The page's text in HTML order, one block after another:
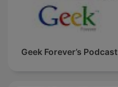
Geek Forever’s Podcast